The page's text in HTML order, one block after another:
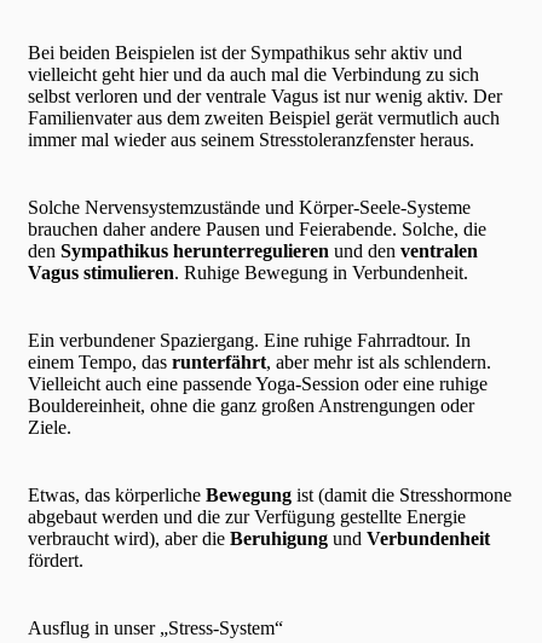
Bei beiden Beispielen ist der Sympathikus sehr aktiv und
vielleicht geht hier und da auch mal die Verbindung zu sich
selbst verloren und der ventrale Vagus ist nur wenig aktiv. Der
Familienvater aus dem zweiten Beispiel gerät vermutlich auch
immer mal wieder aus seinem Stresstoleranzfenster heraus.
Solche Nervensystemzustände und Körper-Seele-Systeme
brauchen daher andere Pausen und Feierabende. Solche, die
den Sympathikus herunterregulieren und den ventralen
Vagus stimulieren. Ruhige Bewegung in Verbundenheit.
Ein verbundener Spaziergang. Eine ruhige Fahrradtour. In
einem Tempo, das runterfährt, aber mehr ist als schlendern.
Vielleicht auch eine passende Yoga-Session oder eine ruhige
Bouldereinheit, ohne die ganz großen Anstrengungen oder
Ziele.
Etwas, das körperliche Bewegungist (damit die Stresshormone
abgebaut werden und die zur Verfügung gestellte Energie
verbraucht wird), aber die Beruhigungund Verbundenheit
fördert.
Ausflug in unser „Stress-System“